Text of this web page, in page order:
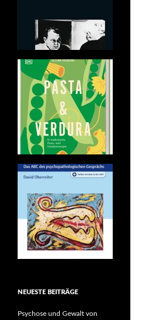
NEUESTE BEITRÄGE
Psychose und Gewalt von